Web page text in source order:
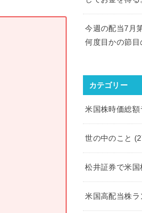
今週の配当7月
何度目かの節
カテゴリー
米国株時価総額
世の中のこと
松井証券で米国
米国高配当株ラ